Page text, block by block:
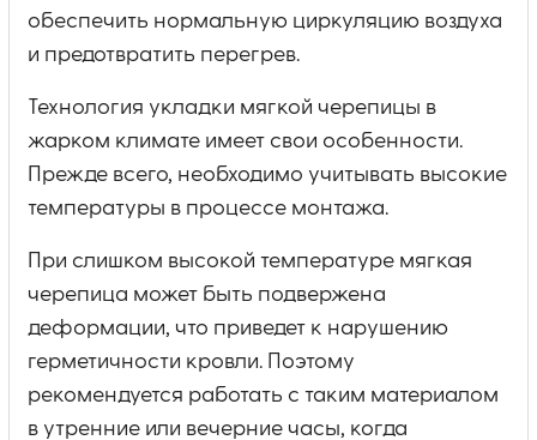
обеспечить нормальную циркуляцию воздуха
и предотвратить перегрев.
Технология укладки мягкой черепицы в
жарком климате имеет свои особенности.
Прежде всего, необходимо учитывать высокие
температуры в процессе монтажа.
При слишком высокой температуре мягкая
черепица может быть подвержена
деформации, что приведет к нарушению
герметичности кровли. Поэтому
рекомендуется работать с таким материалом
в утренние или вечерние часы, когда